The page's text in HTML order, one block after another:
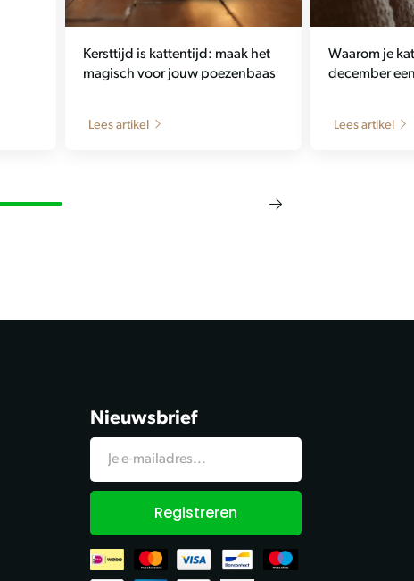
Kersttijd is kattentijd: maak het
magisch voor jouw poezenbaas
Lees artikel
Waarom je
december
Lees artikel
Nieuwsbrief
Registreren